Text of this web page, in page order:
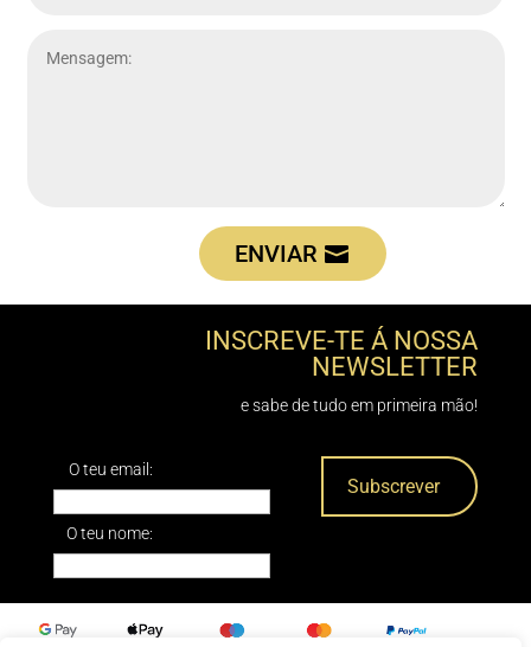
ENVIAR
INSCREVE-TE Á NOSSA
NEWSLETTER
e sabe de tudo em primeira mão!
O teu email:
O teu nome: